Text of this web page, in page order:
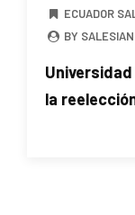
ECUADOR
BY
la